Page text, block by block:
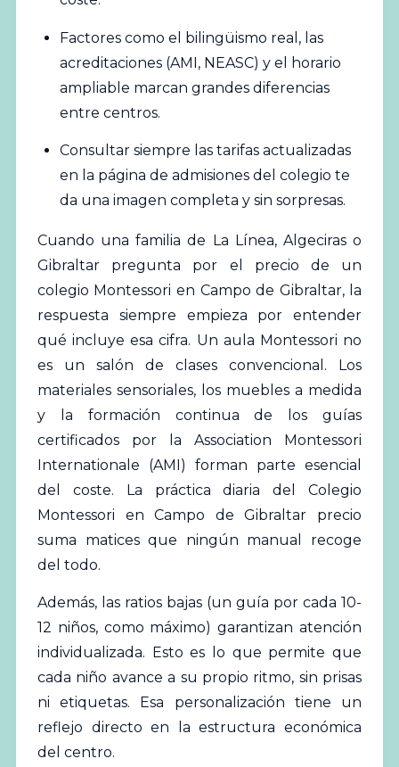
Factores como el bilingüismo real, las
acreditaciones (AMI, NEASC) y el horario
ampliable marcan grandes diferencias
entre centros.
Consultar siempre las tarifas actualizadas
en la página de admisiones del colegio te
da una imagen completa y sin sorpresas.
Cuando una familia de La Línea, Algeciras o
Gibraltar pregunta por el precio de un
colegio Montessori en Campo de Gibraltar, la
respuesta siempre empieza por entender
qué incluye esa cifra. Un aula Montessori no
es un salón de clases convencional. Los
materiales sensoriales, los muebles a medida
y la formación continua de los guías
certificados por laAssociation Montessori
Internationale (AMI)
forman parte esencial
del coste. La práctica diaria del Colegio
Montessori en Campo de Gibraltar precio
suma matices que ningún manual recoge
del todo.
Además, las ratios bajas (un guía por cada 10-
12 niños, como máximo) garantizan atención
individualizada. Esto es lo que permite que
cada niño avance a su propio ritmo, sin prisas
ni etiquetas. Esa personalización tiene un
reflejo directo en la estructura económica
del centro.